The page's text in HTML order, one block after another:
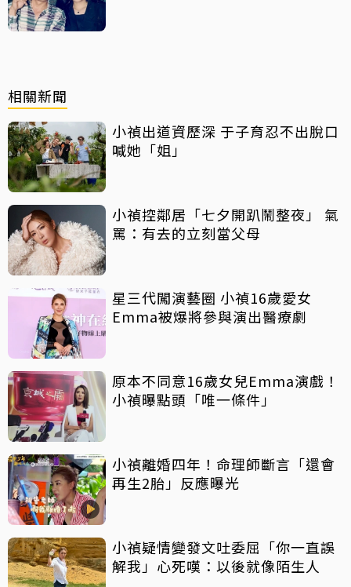
相關新聞
小禎出道資歷深 于子育忍不出脫口
喊她「姐」
小禎控鄰居「七夕開趴鬧整夜」 氣
罵：有去的立刻當父母
星三代闖演藝圈 小禎16歲愛女
Emma被爆將參與演出醫療劇
原本不同意16歲女兒Emma演戲！
小禎曝點頭「唯一條件」
小禎離婚四年！命理師斷言「還會
再生2胎」反應曝光
小禎疑情變發文吐委屈「你一直誤
解我」心死嘆：以後就像陌生人